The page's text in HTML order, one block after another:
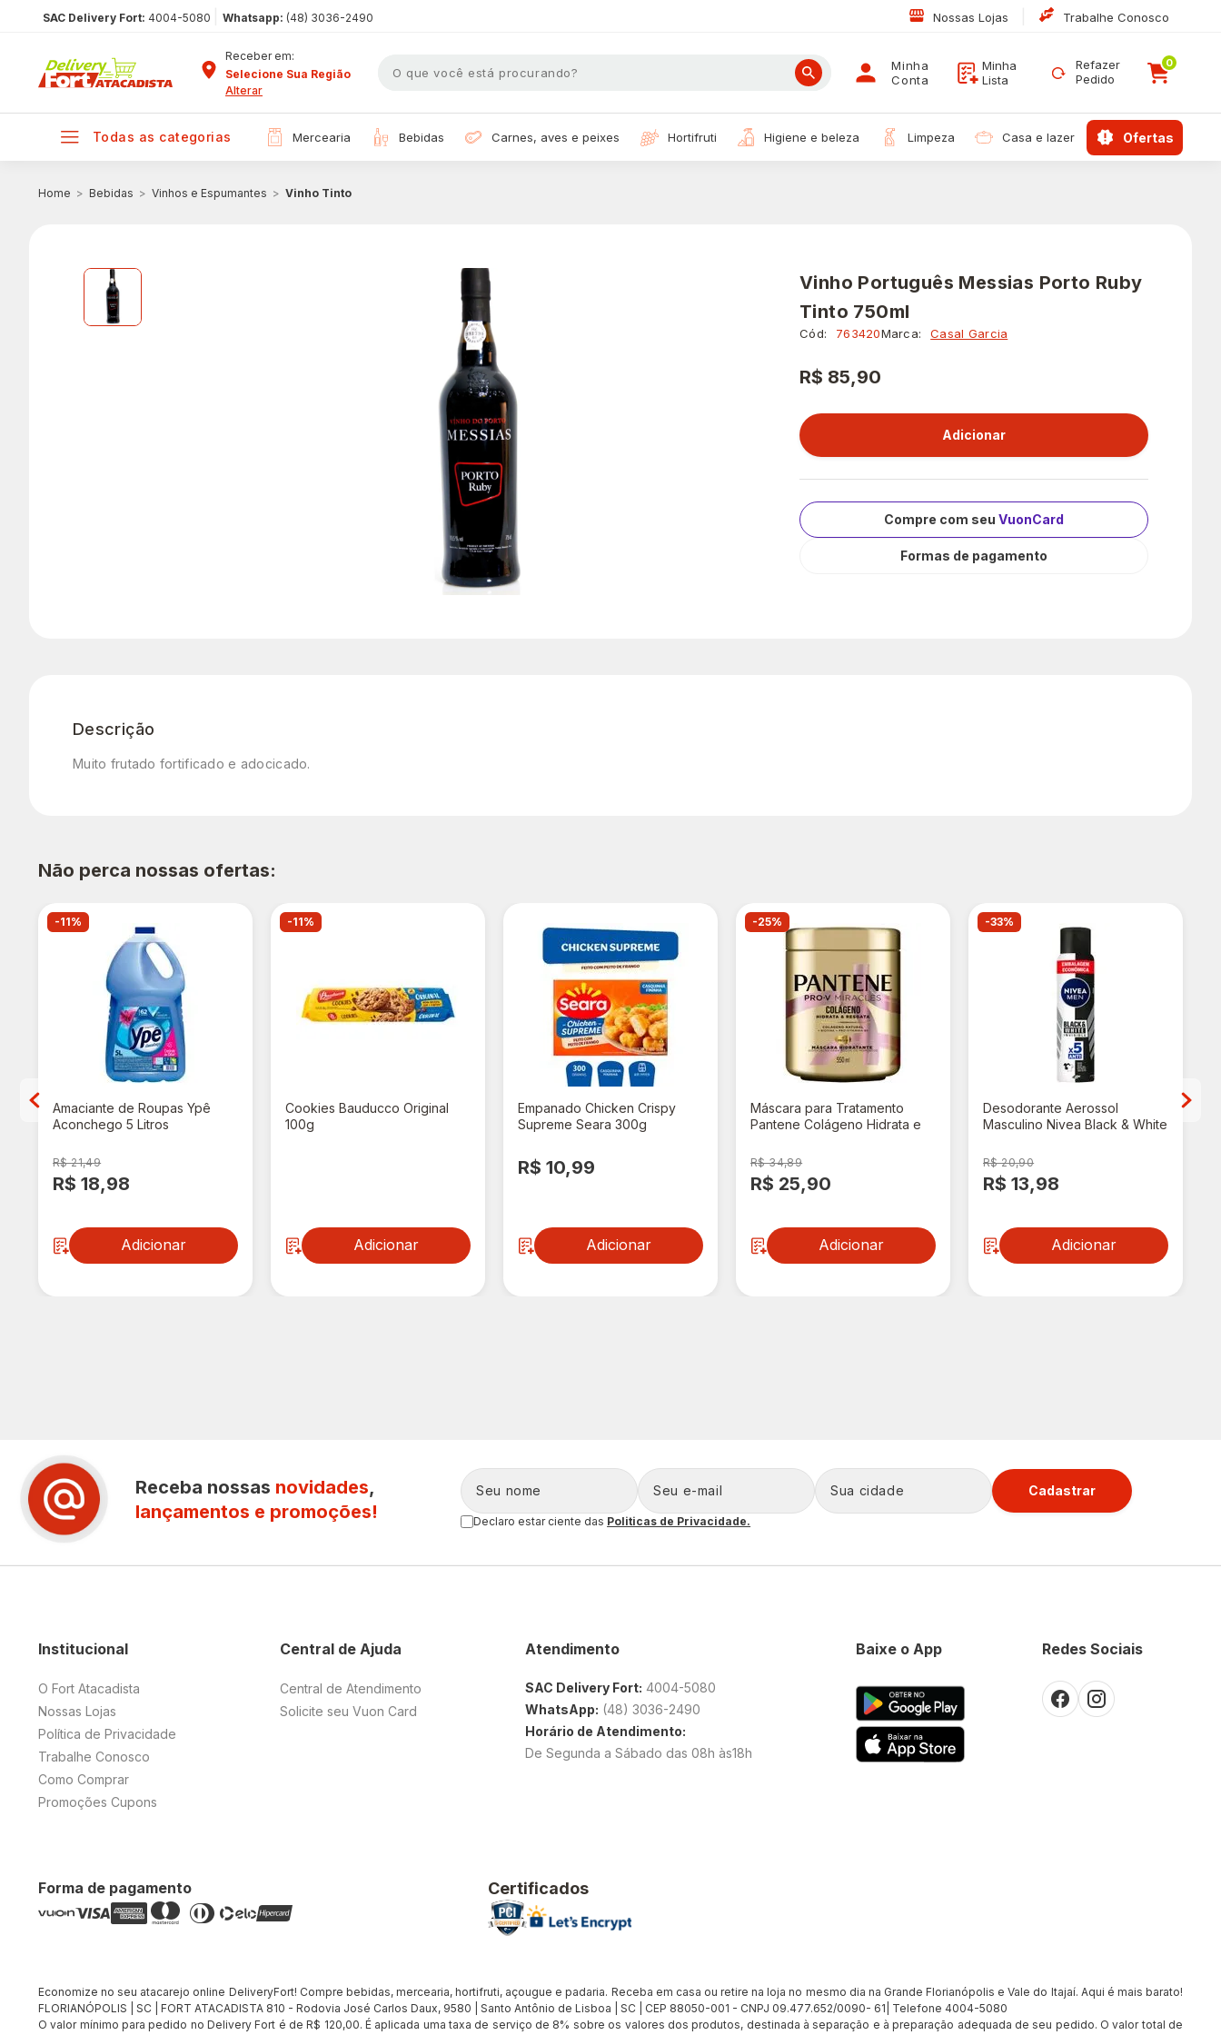
SAC Delivery Fort: 4004-5080 Whatsapp: (48) 3036-2490 Nossas Lojas Trabalhe Conosco
Receber em:
Selecione Sua Região
Alterar
Minha
Conta
Minha
Lista
Refazer
Pedido
0
todas as categorias mercearia bebidas carnes, aves e peixes hortifruti higiene e beleza limpeza casa e lazer ofertas
Bebidas Vinhos e Espumantes Vinho Tinto
Vinho Português Messias Porto Ruby
Tinto 750ml
Cód: 763420Marca: Casal Garcia
R$ 85,90
Compre com seu VuonCard
Formas de pagamento
Descrição
Muito frutado fortificado e adocicado.
Não perca nossas ofertas:
-11%
Amaciante de Roupas Ypê
Aconchego 5 Litros
R$ 21,49
R$ 18,98
Adicionar
-11%
Cookies Bauducco Original
100g
Adicionar
Empanado Chicken Crispy
Supreme Seara 300g
R$ 10,99
Adicionar
-25%
Máscara para Tratamento
Pantene Colágeno Hidrata e
R$ 34,89
R$ 25,90
Adicionar
-33%
Desodorante Aerossol
Masculino Nivea Black & White
Econômica
R$ 20,90
R$ 13,98
Adicionar
Receba nossas novidades,
lançamentos e promoções!
Cadastrar
Declaro estar ciente das Politicas de Privacidade.
Central de Ajuda
Central de Atendimento
Solicite seu Vuon Card
Institucional
O Fort Atacadista
Nossas Lojas
Política de Privacidade
Trabalhe Conosco
Como Comprar
Promoções Cupons
Atendimento
SAC Delivery Fort: 4004-5080
WhatsApp: (48) 3036-2490
Horário de Atendimento:
De Segunda a Sábado das 08h às18h
Redes Sociais
Baixe o App
Forma de pagamento Certificados
Economize no seu atacarejo online DeliveryFort! Compre bebidas, mercearia, hortifruti, açougue e padaria. Receba em casa ou retire na loja no mesmo dia na Grande Florianópolis e Vale do Itajaí. Aqui é mais barato!
FLORIANÓPOLIS | SC | FORT ATACADISTA 810 - Rodovia José Carlos Daux, 9580 | Santo Antônio de Lisboa | SC | CEP 88050-001 - CNPJ 09.477.652/0090- 61| Telefone 4004-5080
O valor mínimo para pedido no Delivery Fort é de R$ 120,00. É aplicada uma taxa de serviço de 8% sobre os valores dos produtos, destinada à separação e à preparação adequada de seu pedido. O valor total de